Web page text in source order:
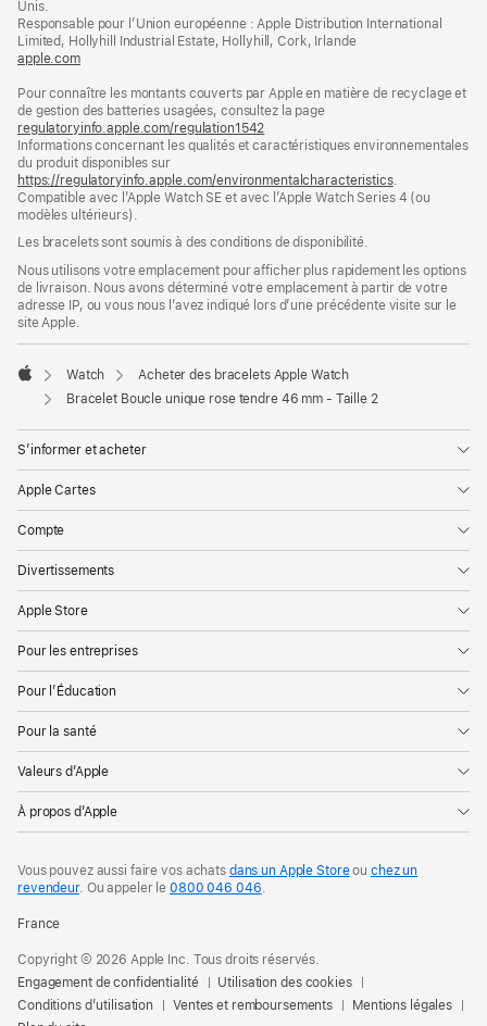
fenêtre)
Unis.
Responsable pour l’Union européenne : Apple Distribution International
Limited, Hollyhill Industrial Estate, Hollyhill, Cork, Irlande
apple.com(s’ouvre
une
nouvelle
fenêtre)
Pour connaître les montants couverts par Apple en matière de recyclage et
de gestion des batteries usagées, consultez la page
regulatoryinfo.apple.com/regulation1542
dans
nouvelle
fenêtre)
Informations concernant les qualités et caractéristiques environnementales
du produit disponibles sur
https://regulatoryinfo.apple.com/environmentalcharacteristics.
Compatible avec l’Apple Watch SE et avec l’Apple Watch Series 4 (ou
modèles ultérieurs).
Les bracelets sont soumis à des conditions de disponibilité.
Nous utilisons votre emplacement pour afficher plus rapidement les options
de livraison. Nous avons déterminé votre emplacement à partir de votre
adresse IP, ou vous nous l’avez indiqué lors d’une précédente visite sur le
site Apple.
Apple
Watch
Acheter des bracelets Apple Watch
Bracelet Boucle unique rose tendre 46 mm - Taille 2
S’informer et acheter
Apple Cartes
Compte
Divertissements
Apple Store
Pour les entreprises
Pour l’Éducation
Pour la santé
Valeurs d’Apple
À propos d’Apple
Vous pouvez aussi faire vos achats dans un Apple Storeouchez un
revendeur. Ouappeler le0800 046 046
France
Copyright © 2026 Apple Inc. Tous droits réservés.
Engagement de confidentialité
Utilisation des cookies
Conditions d’utilisation
Ventes et remboursements
Mentions légales